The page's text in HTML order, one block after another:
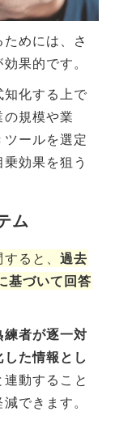
めには、さ
果的です。
化する上で
規模や業
ールを選定
効果を狙う
ム
すると、過去
基づいて回答
練者が逐一対
た情報とし
動すること
できます。